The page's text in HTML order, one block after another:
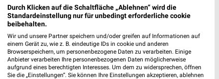
Durch Klicken auf die Schaltfläche „Ablehnen“ wird die
Standardeinstellung nur für unbedingt erforderliche cookie
beibehalten.
Wir und unsere Partner speichern und/oder greifen auf Informationen auf
einem Gerät zu, wie z. B. eindeutige IDs in cookie und anderen
Browserspeichern, um personenbezogene Daten zu verarbeiten. Einige
Anbieter verarbeiten Ihre personenbezogenen Daten möglicherweise
aufgrund eines berechtigten Interesses. Um dem zu widersprechen, öffnen
Sie die „Einstellungen“. Sie können Ihre Einstellungen akzeptieren, ablehnen